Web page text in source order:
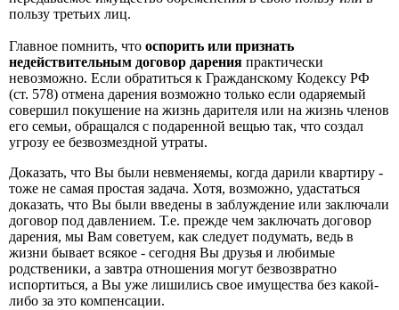
пользу третьих лиц.
Главное помнить, что оспорить или признать
недействительным договор дарения практически
невозможно. Если обратиться к Гражданскому Кодексу РФ
(ст. 578) отмена дарения возможно только если одаряемый
совершил покушение на жизнь дарителя или на жизнь членов
его семьи, обращался с подаренной вещью так, что создал
угрозу ее безвозмездной утраты.
Доказать, что Вы были невменяемы, когда дарили квартиру -
тоже не самая простая задача. Хотя, возможно, удастаться
доказать, что Вы были введены в заблуждение или заключали
договор под давлением. Т.е. прежде чем заключать договор
дарения, мы Вам советуем, как следует подумать, ведь в
жизни бывает всякое - сегодня Вы друзья и любимые
родственики, а завтра отношения могут безвозвратно
испортиться, а Вы уже лишились свое имущества без какой-
либо за это компенсации.